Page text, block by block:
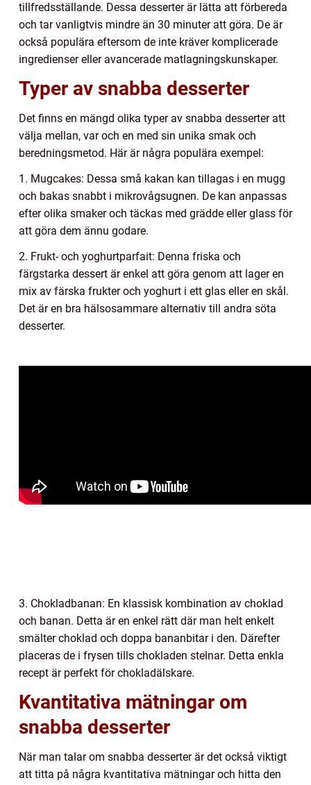
tillfredsställande. Dessa desserter är lätta att förbereda
och tar vanligtvis mindre än 30 minuter att göra. De är
också populära eftersom de inte kräver komplicerade
ingredienser eller avancerade matlagningskunskaper.
Typer av snabba desserter
Det finns en mängd olika typer av snabba desserter att
välja mellan, var och en med sin unika smak och
beredningsmetod. Här är några populära exempel:
1. Mugcakes: Dessa små kakan kan tillagas i en mugg
och bakas snabbt i mikrovågsugnen. De kan anpassas
efter olika smaker och täckas med grädde eller glass för
att göra dem ännu godare.
2. Frukt- och yoghurtparfait: Denna friska och
färgstarka dessert är enkel att göra genom att lager en
mix av färska frukter och yoghurt i ett glas eller en skål.
Det är en bra hälsosammare alternativ till andra söta
desserter.
3. Chokladbanan: En klassisk kombination av choklad
och banan. Detta är en enkel rätt där man helt enkelt
smälter choklad och doppa bananbitar i den. Därefter
placeras de i frysen tills chokladen stelnar. Detta enkla
recept är perfekt för chokladälskare.
Kvantitativa mätningar om
snabba desserter
När man talar om snabba desserter är det också viktigt
att titta på några kvantitativa mätningar och hitta den